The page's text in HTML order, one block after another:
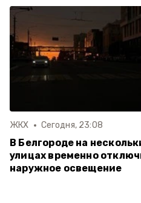
ЖКХ Сегодня, 23:08
В Белгороде на
улицах временно
наружное освещение